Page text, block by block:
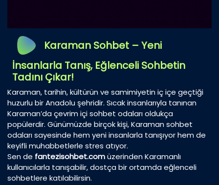
Karaman Sohbet – Yeni
İnsanlarla Tanış, Eğlenceli Sohbetin
Tadını Çıkar!
Karaman, tarihin, kültürün ve samimiyetin iç içe geçtiği
huzurlu bir Anadolu şehridir. Sıcak insanlarıyla tanınan
Karaman’da çevrim içi sohbet odaları oldukça
popülerdir. Günümüzde birçok kişi, Karaman sohbet
odaları sayesinde hem yeni insanlarla tanışıyor hem de
keyifli muhabbetlerle stres atıyor.
Sen de fantezisohbet.comüzerinden Karamanlı
kullanıcılarla tanışabilir, dostça bir ortamda eğlenceli
sohbetlere katılabilirsin.